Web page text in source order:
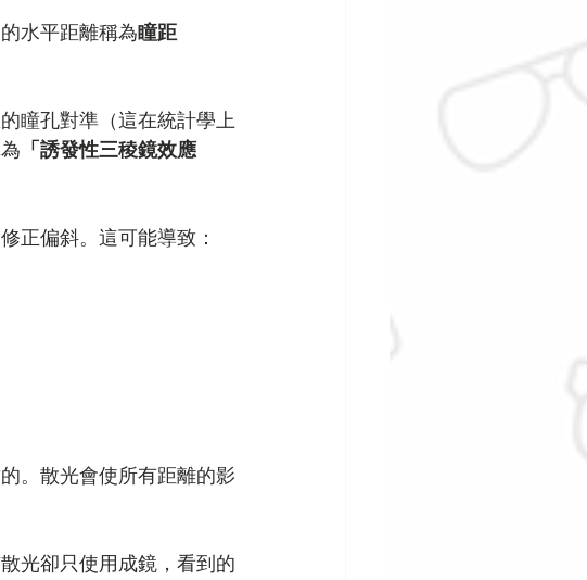
水平距離稱為瞳距
瞳孔對準（這在統計學上
「誘發性三稜鏡效應
正偏斜。這可能導致：
。散光會使所有距離的影
光卻只使用成鏡，看到的